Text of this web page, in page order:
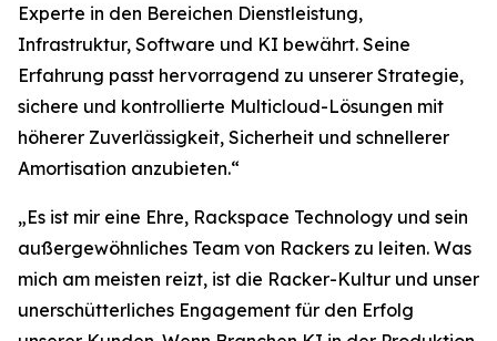
Experte in den Bereichen Dienstleistung,
Infrastruktur, Software und KI bewährt. Seine
Erfahrung passt hervorragend zu unserer Strategie,
sichere und kontrollierte Multicloud-Lösungen mit
höherer Zuverlässigkeit, Sicherheit und schnellerer
Amortisation anzubieten.“
„Es ist mir eine Ehre, Rackspace Technology und sein
außergewöhnliches Team von Rackers zu leiten. Was
mich am meisten reizt, ist die Racker-Kultur und unser
unerschütterliches Engagement für den Erfolg